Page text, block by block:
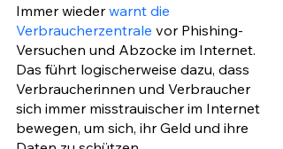
Immer wieder warnt die
Verbraucherzentrale vor Phishing-
Versuchen und Abzocke im Internet.
Das führt logischerweise dazu, dass
Verbraucherinnen und Verbraucher
sich immer misstrauischer im Internet
bewegen, um sich, ihr Geld und ihre